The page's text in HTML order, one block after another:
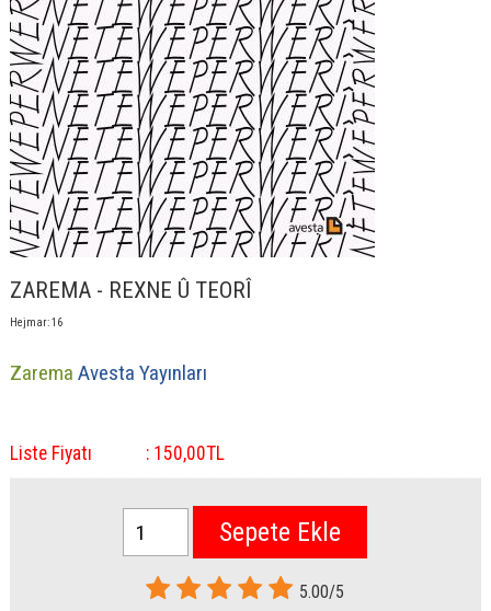
ZAREMA - REXNE Û TEORÎ
Hejmar: 16
Zarema Avesta Yayınları
Liste Fiyatı : 150,00TL
Sepete Ekle
5.00/5